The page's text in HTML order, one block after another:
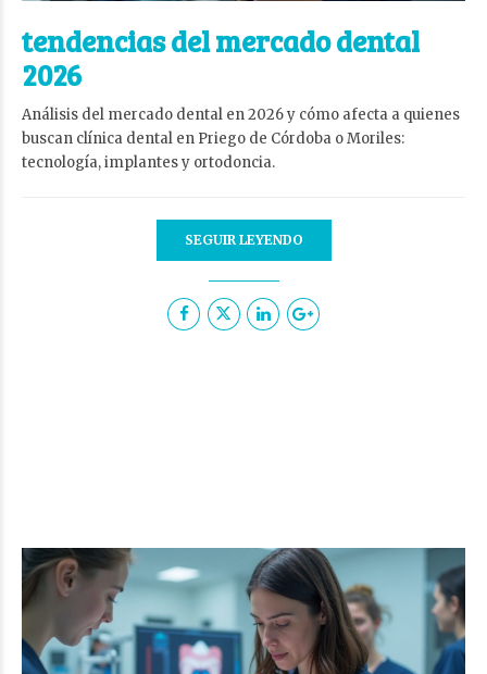
tendencias del mercado dental
2026
Análisis del mercado dental en 2026 y cómo afecta a quienes
buscan clínica dental en Priego de Córdoba o Moriles:
tecnología, implantes y ortodoncia.
SEGUIR LEYENDO